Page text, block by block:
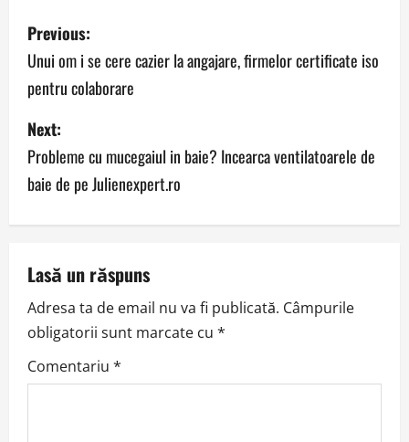
P
o
s
t
n
a
i
g
a
Previous:
Unui om i se cere cazier la angajare, firmelor certificate iso
pentru colaborare
Next:
Probleme cu mucegaiul in baie? Incearca ventilatoarele de
baie de pe Julienexpert.ro
Lasă un răspuns
Adresa ta de email nu va fi publicată. Câmpurile
obligatorii sunt marcate cu *
Comentariu *